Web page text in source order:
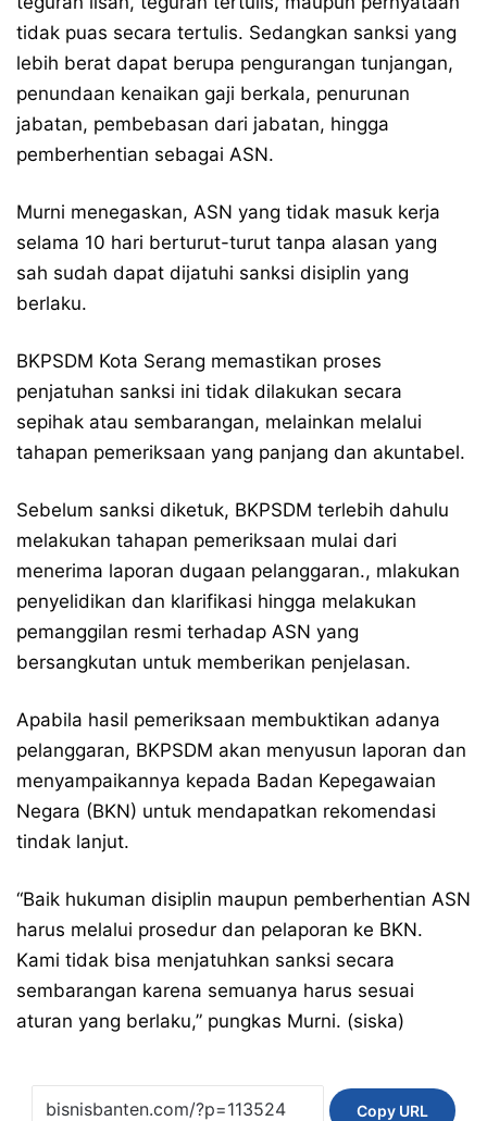
tidak puas secara tertulis. Sedangkan sanksi yang
lebih berat dapat berupa pengurangan tunjangan,
penundaan kenaikan gaji berkala, penurunan
jabatan, pembebasan dari jabatan, hingga
pemberhentian sebagai ASN.
Murni menegaskan, ASN yang tidak masuk kerja
selama 10 hari berturut-turut tanpa alasan yang
sah sudah dapat dijatuhi sanksi disiplin yang
berlaku.
BKPSDM Kota Serang memastikan proses
penjatuhan sanksi ini tidak dilakukan secara
sepihak atau sembarangan, melainkan melalui
tahapan pemeriksaan yang panjang dan akuntabel.
Sebelum sanksi diketuk, BKPSDM terlebih dahulu
melakukan tahapan pemeriksaan mulai dari
menerima laporan dugaan pelanggaran., mlakukan
penyelidikan dan klarifikasi hingga melakukan
pemanggilan resmi terhadap ASN yang
bersangkutan untuk memberikan penjelasan.
Apabila hasil pemeriksaan membuktikan adanya
pelanggaran, BKPSDM akan menyusun laporan dan
menyampaikannya kepada Badan Kepegawaian
Negara (BKN) untuk mendapatkan rekomendasi
tindak lanjut.
“Baik hukuman disiplin maupun pemberhentian ASN
harus melalui prosedur dan pelaporan ke BKN.
Kami tidak bisa menjatuhkan sanksi secara
sembarangan karena semuanya harus sesuai
aturan yang berlaku,” pungkas Murni. (siska)
Copy URL